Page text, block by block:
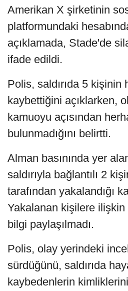
Amerikan X şirketinin
platformundaki
açıklamada, Stade'de
ifade edildi.
Polis, saldırıda 5 kişinin
kaybettiğini açıklarken,
kamuoyu açısından
bulunmadığını belirtti.
Alman basınında yer
saldırıyla bağlantılı 2
tarafından yakalandığı
Yakalanan kişilere ilişkin
bilgi paylaşılmadı.
Polis, olay yerindeki
sürdüğünü, saldırıda
kaybedenlerin